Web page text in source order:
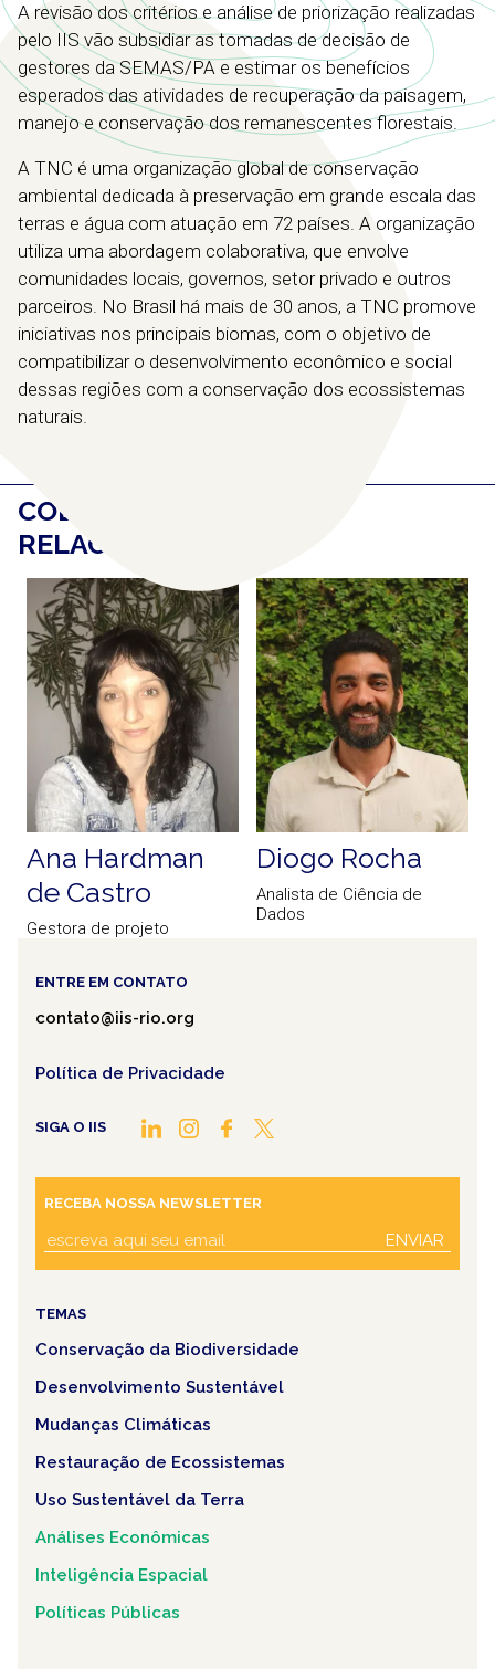
A revisão dos critérios e análise de priorização realizadas
pelo IIS vão subsidiar as tomadas de decisão de
gestores da SEMAS/PA e estimar os benefícios
esperados das atividades de recuperação da paisagem,
manejo e conservação dos remanescentes florestais.
A TNC é uma organização global de conservação
ambiental dedicada à preservação em grande escala das
terras e água com atuação em 72 países. A organização
utiliza uma abordagem colaborativa, que envolve
comunidades locais, governos, setor privado e outros
parceiros. No Brasil há mais de 30 anos, a TNC promove
iniciativas nos principais biomas, com o objetivo de
compatibilizar o desenvolvimento econômico e social
dessas regiões com a conservação dos ecossistemas
naturais.
COLABORADORES
RELACIONADOS
Ana Hardman
de Castro
Gestora de projeto
Diogo Rocha
Analista de Ciência de
Dados
ENTRE EM CONTATO
contato@iis-rio.org
Política de Privacidade
SIGA O IIS
RECEBA NOSSA NEWSLETTER
ENVIAR
TEMAS
Conservação da Biodiversidade
Desenvolvimento Sustentável
Mudanças Climáticas
Restauração de Ecossistemas
Uso Sustentável da Terra
Análises Econômicas
Inteligência Espacial
Políticas Públicas